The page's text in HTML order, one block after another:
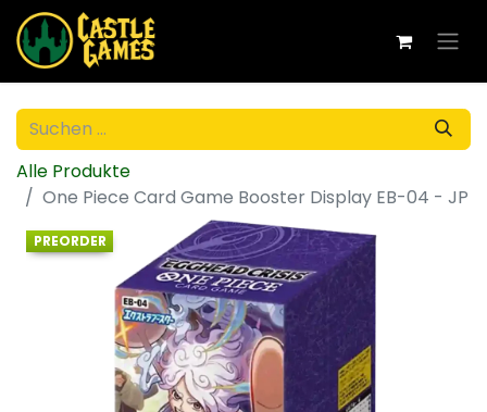
Alle Produkte
One Piece Card Game Booster Display EB-04 - JP
PREORDER